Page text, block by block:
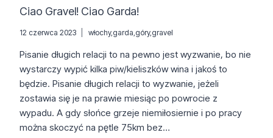
Ciao Gravel! Ciao Garda!
12 czerwca 2023 włochy, garda góry, gravel
Pisanie długich relacji to na pewno jest wyzwanie, bo nie
wystarczy wypić kilka piw/kieliszków wina i jakoś to
będzie. Pisanie długich relacji to wyzwanie, jeżeli
zostawia się je na prawie miesiąc po powrocie z
wypadu. A gdy słońce grzeje niemiłosiernie i po pracy
można skoczyć na pętle 75km bez…